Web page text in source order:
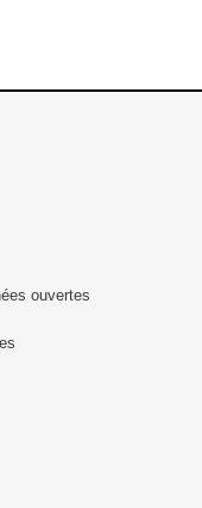
ouvertes